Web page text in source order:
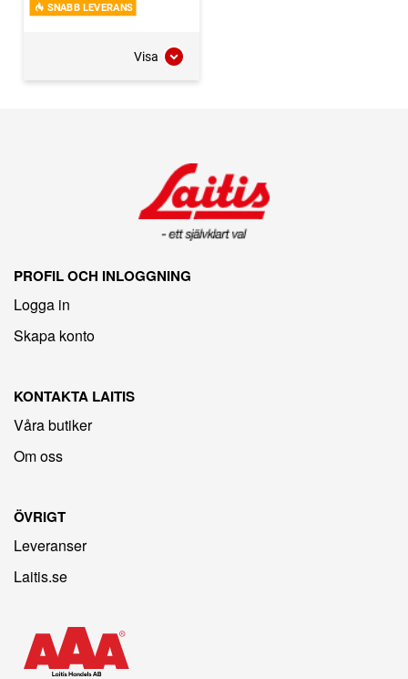
SNABB LEVERANS
Visa
PROFIL OCH INLOGGNING
Logga in
Skapa konto
KONTAKTA LAITIS
Våra butiker
Om oss
ÖVRIGT
Leveranser
Laitis.se